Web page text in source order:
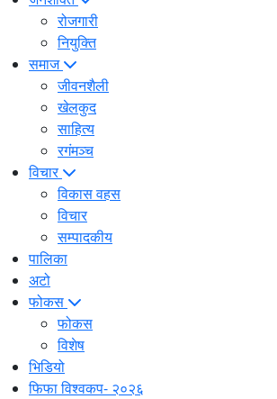
रोजगारी
नियुक्ति
समाज
जीवनशैली
खेलकुद
साहित्य
रगंमञ्च
विचार
विकास वहस
विचार
सम्पादकीय
पालिका
अटो
फोकस
फोकस
विशेष
भिडियो
फिफा विश्वकप- २०२६